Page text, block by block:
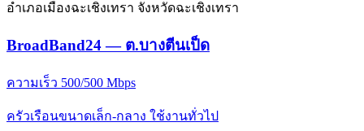
อำเภอเมืองฉะเชิงเทรา จังหวัดฉะเชิงเทรา
BroadBand24 — ต.บางตีนเป็ด
ความเร็ว 500/500 Mbps
ครัวเรือนขนาดเล็ก-กลาง ใช้งานทั่วไป